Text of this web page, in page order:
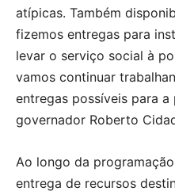
atípicas. Também
fizemos entregas para
levar o serviço social à
vamos continuar
entregas possíveis para a
governador Roberto
Ao longo da
entrega de recursos